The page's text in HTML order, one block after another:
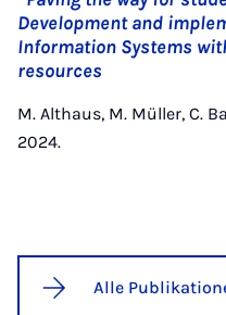
Development and
Information Systems
resources
M. Althaus, M. Müller, C.
2024.
Alle